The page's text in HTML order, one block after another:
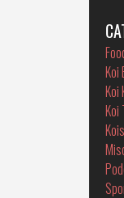
Koi
Koi
Koi